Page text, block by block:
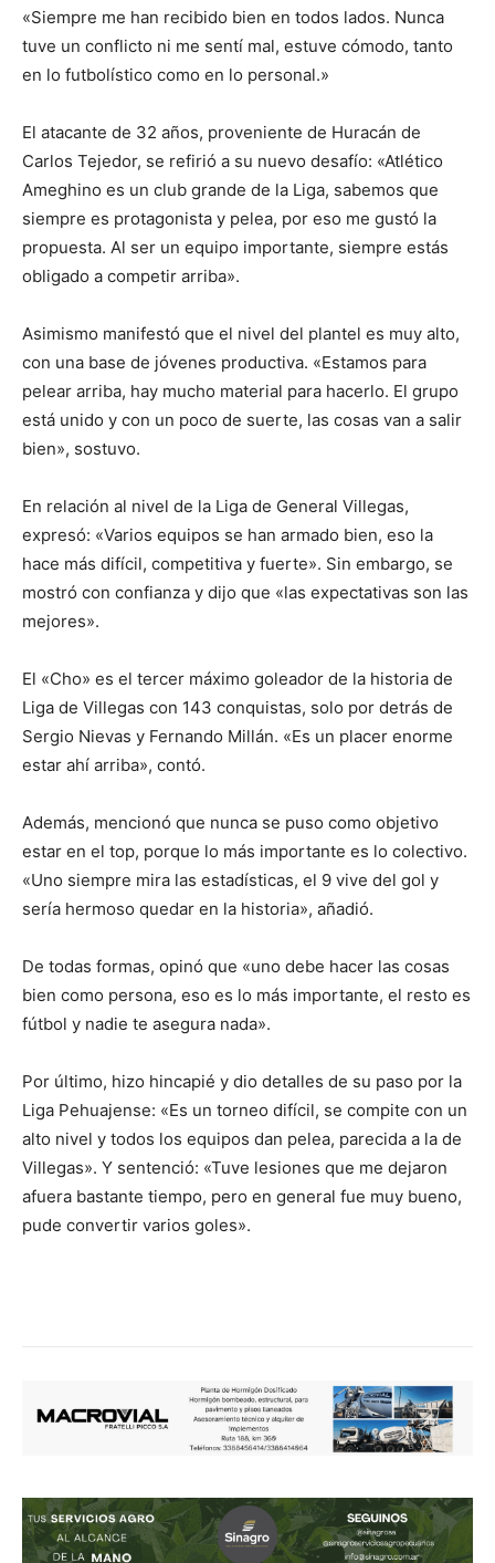
«Siempre me han recibido bien en todos lados. Nunca
tuve un conflicto ni me sentí mal, estuve cómodo, tanto
en lo futbolístico como en lo personal.»
El atacante de 32 años, proveniente de Huracán de
Carlos Tejedor, se refirió a su nuevo desafío: «Atlético
Ameghino es un club grande de la Liga, sabemos que
siempre es protagonista y pelea, por eso me gustó la
propuesta. Al ser un equipo importante, siempre estás
obligado a competir arriba».
Asimismo manifestó que el nivel del plantel es muy alto,
con una base de jóvenes productiva. «Estamos para
pelear arriba, hay mucho material para hacerlo. El grupo
está unido y con un poco de suerte, las cosas van a salir
bien», sostuvo.
En relación al nivel de la Liga de General Villegas,
expresó: «Varios equipos se han armado bien, eso la
hace más difícil, competitiva y fuerte». Sin embargo, se
mostró con confianza y dijo que «las expectativas son las
mejores».
El «Cho» es el tercer máximo goleador de la historia de
Liga de Villegas con 143 conquistas, solo por detrás de
Sergio Nievas y Fernando Millán. «Es un placer enorme
estar ahí arriba», contó.
Además, mencionó que nunca se puso como objetivo
estar en el top, porque lo más importante es lo colectivo.
«Uno siempre mira las estadísticas, el 9 vive del gol y
sería hermoso quedar en la historia», añadió.
De todas formas, opinó que «uno debe hacer las cosas
bien como persona, eso es lo más importante, el resto es
fútbol y nadie te asegura nada».
Por último, hizo hincapié y dio detalles de su paso por la
Liga Pehuajense: «Es un torneo difícil, se compite con un
alto nivel y todos los equipos dan pelea, parecida a la de
Villegas». Y sentenció: «Tuve lesiones que me dejaron
afuera bastante tiempo, pero en general fue muy bueno,
pude convertir varios goles».